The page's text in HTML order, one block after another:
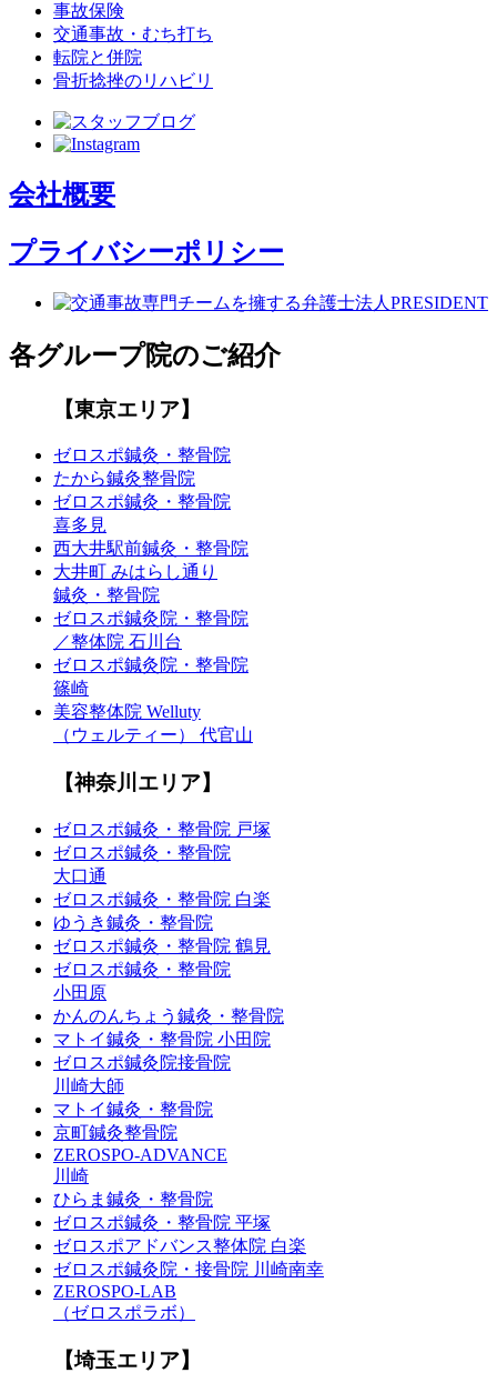
事故保険
交通事故・むち打ち
転院と併院
骨折捻挫のリハビリ
会社概要
プライバシーポリシー
各グループ院のご紹介
【東京エリア】
ゼロスポ鍼灸・整骨院
たから鍼灸整骨院
ゼロスポ鍼灸・整骨院
喜多見
西大井駅前鍼灸・整骨院
大井町 みはらし通り
鍼灸・整骨院
ゼロスポ鍼灸院・整骨院
／整体院 石川台
ゼロスポ鍼灸院・整骨院
篠崎
美容整体院 Welluty
（ウェルティー） 代官山
【神奈川エリア】
ゼロスポ鍼灸・整骨院 戸塚
ゼロスポ鍼灸・整骨院
大口通
ゼロスポ鍼灸・整骨院 白楽
ゆうき鍼灸・整骨院
ゼロスポ鍼灸・整骨院 鶴見
ゼロスポ鍼灸・整骨院
小田原
かんのんちょう鍼灸・整骨院
マトイ鍼灸・整骨院 小田院
ゼロスポ鍼灸院接骨院
川崎大師
マトイ鍼灸・整骨院
京町鍼灸整骨院
ZEROSPO-ADVANCE
川崎
ひらま鍼灸・整骨院
ゼロスポ鍼灸・整骨院 平塚
ゼロスポアドバンス整体院 白楽
ゼロスポ鍼灸院・接骨院 川崎南幸
ZEROSPO-LAB
（ゼロスポラボ）
【埼玉エリア】